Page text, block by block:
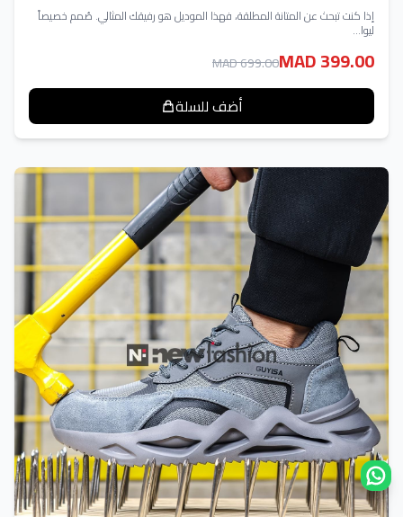
إذا كنت تبحث عن المتانة المطلقة، فهذا الموديل هو رفيقك المثالي. صُمم خصيصاً
ليوا...
MAD 399.00
MAD 699.00
أضف للسلة